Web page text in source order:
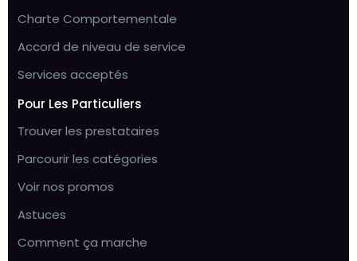
Charte Comportementale
Accord de niveau de service
Services acceptés
Pour Les Particuliers
Trouver les prestataires
Parcourir les catégories
Voir nos promos
Astuces
Comment ça marche